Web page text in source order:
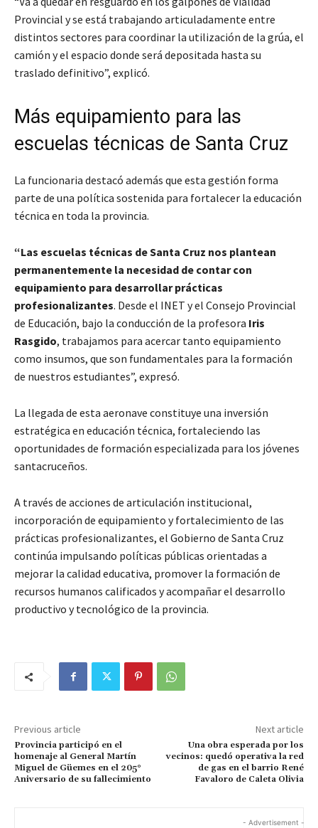
Provincial y se está trabajando articuladamente entre
distintos sectores para coordinar la utilización de la grúa, el
camión y el espacio donde será depositada hasta su
traslado definitivo”, explicó.
Más equipamiento para las
escuelas técnicas de Santa Cruz
La funcionaria destacó además que esta gestión forma
parte de una política sostenida para fortalecer la educación
técnica en toda la provincia.
“Las escuelas técnicas de Santa Cruz nos plantean
permanentemente la necesidad de contar con
equipamiento para desarrollar prácticas
profesionalizantes. Desde el INET y el Consejo Provincial
de Educación, bajo la conducción de la profesora Iris
Rasgido, trabajamos para acercar tanto equipamiento
como insumos, que son fundamentales para la formación
de nuestros estudiantes”, expresó.
La llegada de esta aeronave constituye una inversión
estratégica en educación técnica, fortaleciendo las
oportunidades de formación especializada para los jóvenes
santacruceños.
A través de acciones de articulación institucional,
incorporación de equipamiento y fortalecimiento de las
prácticas profesionalizantes, el Gobierno de Santa Cruz
continúa impulsando políticas públicas orientadas a
mejorar la calidad educativa, promover la formación de
recursos humanos calificados y acompañar el desarrollo
productivo y tecnológico de la provincia.
Previous article
Provincia participó en el
homenaje al General Martín
Miguel de Güemes en el 205°
Aniversario de su fallecimiento
Next article
Una obra esperada por los
vecinos: quedó operativa la red
de gas en el barrio René
Favaloro de Caleta Olivia
- Advertisement -